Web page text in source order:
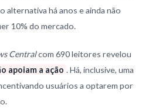
alternativa há anos e ainda não
10% do mercado.
Centralcom 690 leitores revelou
apoiam a ação . Há, inclusive, uma
usuários a optarem por